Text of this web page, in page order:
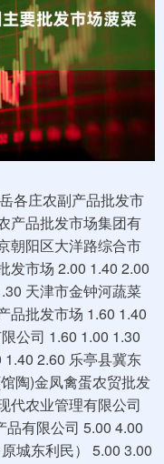
品批发市场 6.00 5.00 5.50 蚌埠海吉星农产品物流有限公司 5.80 5.40 5.60 马鞍山市安民农副产品贸易有限公司 6.00 5.00 5.50 安徽省淮北市中瑞农产品批发市场 -- -- 6.60 安徽安庆市龙狮桥蔬菜批发市场 8.00 7.00 7.50 天长市永福农副产品批发市场 7.00 5.00 6.00 亳州农产品有限责任公司 -- -- 3.00 福建省福州市海峡蔬菜批发市场 11.50 1.66 7.23 福建厦门同安闽南果蔬批发市场 5.60 4.00 4.40 福建省福鼎市商贸业服务中心 7.20 6.00 7.00 南昌深圳农产品中心批发市场有限公司 4.00 3.20 3.60 江西乐平蔬菜农产品批发大市场 4.80 4.00 4.40 江西九江琵琶湖农产品物流有限公司 7.00 5.60 6.00 山东章丘刁镇蔬菜批发市场 2.40 2.00 2.20 青岛抚顺路蔬菜副食品批发市场股份有限公司 5.60 4.00 4.40 青岛东庄头蔬菜批发市场有限公司 2.00 0.40 0.80 青岛市城阳蔬菜水产品批发市场有限公司 2.60 1.60 2.00 山东青岛黄河路农产品批发市场 2.60 2.40 2.50 山东淄博市鲁中蔬菜批发市场 -- -- 3.00 寿光地利农产品物流园有限公司 3.80 1.20 2.35 山东凯盛国际农产品物流城 1.60 1.40 1.50 山东威海市农副产品批发市场 4.00 2.40 4.00 山东德州黑马农贸水产批发市场 3.60 2.80 3.00 山东滨州(六街）鲁北蔬菜批发市场 -- -- 2.60 山东喜地农产品市场管理有限公司 3.21 3.18 3.20 河南万邦国际农产品物流股份有限公司 4.50 4.00 4.25 洛阳宏进农副产品批发市场有限公司 3.60 3.00 3.20 黄淮农产品股份有限公司 6.00 1.20 2.00 武汉白沙洲农副产品大市场有限公司